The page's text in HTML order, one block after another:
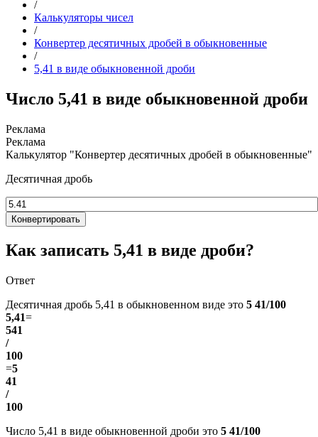
/
Калькуляторы чисел
/
Конвертер десятичных дробей в обыкновенные
/
5,41 в виде обыкновенной дроби
Число 5,41 в виде обыкновенной дроби
Калькулятор "Конвертер десятичных дробей в обыкновенные"
Десятичная дробь
Конвертировать
Как записать 5,41 в виде дроби?
Ответ
Десятичная дробь 5,41 в обыкновенном виде это 5 41/100
5,41=
541
/
100
=5
41
/
100
Число 5,41 в виде обыкновенной дроби это 5 41/100